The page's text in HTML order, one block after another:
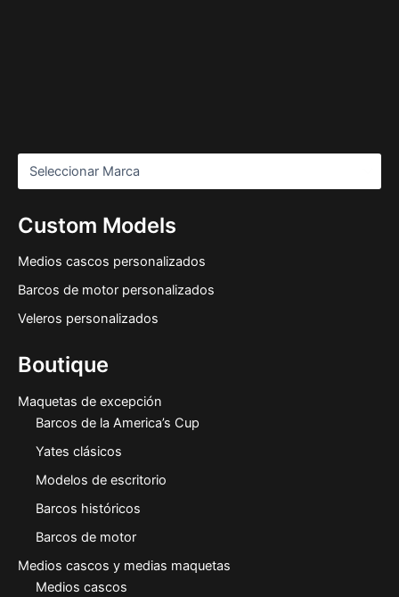
Custom Models
Medios cascos personalizados
Barcos de motor personalizados
Veleros personalizados
Boutique
Maquetas de excepción
Barcos de la America’s Cup
Yates clásicos
Modelos de escritorio
Barcos históricos
Barcos de motor
Medios cascos y medias maquetas
Medios cascos